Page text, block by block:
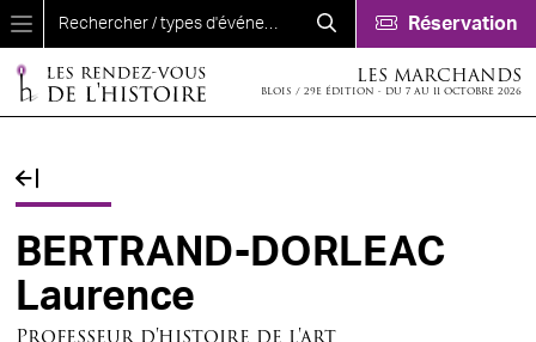
Aller au contenu principal
Réservation
LES MARCHANDS
BLOIS / 29E ÉDITION - DU 7 AU 11 OCTOBRE 2026
BERTRAND-DORLEAC
Laurence